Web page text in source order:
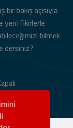
bakış açısıyla
yeni fikirlerle
bilmek
dersiniz?